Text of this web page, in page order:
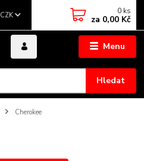
Menu
CZK
Hledat
0 ks
za 0,00 Kč
Cherokee